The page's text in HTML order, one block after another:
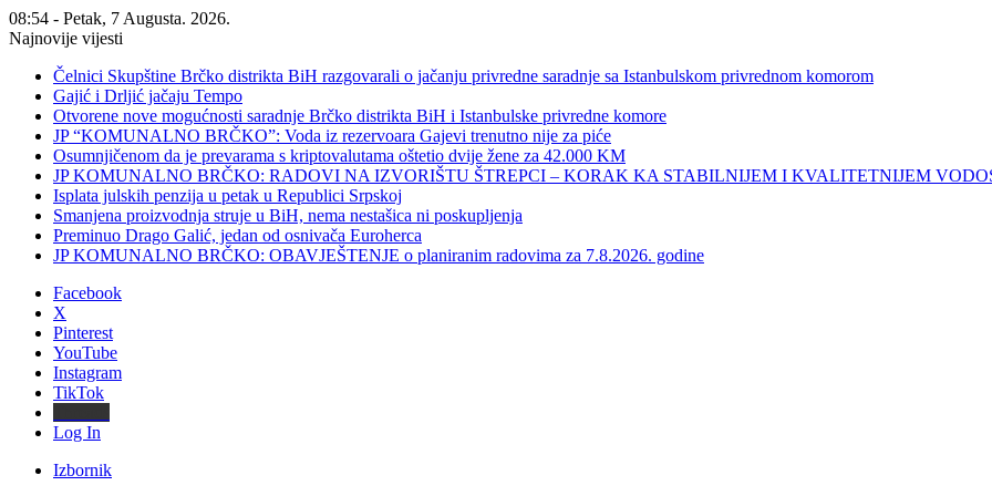
08:54 - Petak, 7 Augusta. 2026.
Najnovije vijesti
Čelnici Skupštine Brčko distrikta BiH razgovarali o jačanju privredne saradnje sa Istanbulskom privrednom komorom
Gajić i Drljić jačaju Tempo
Otvorene nove mogućnosti saradnje Brčko distrikta BiH i Istanbulske privredne komore
JP “KOMUNALNO BRČKO”: Voda iz rezervoara Gajevi trenutno nije za piće
Osumnjičenom da je prevarama s kriptovalutama oštetio dvije žene za 42.000 KM
JP KOMUNALNO BRČKO: RADOVI NA IZVORIŠTU ŠTREPCI – KORAK KA STABILNIJEM I KVALITETNIJEM
Isplata julskih penzija u petak u Republici Srpskoj
Smanjena proizvodnja struje u BiH, nema nestašica ni poskupljenja
Preminuo Drago Galić, jedan od osnivača Euroherca
JP KOMUNALNO BRČKO: OBAVJEŠTENJE o planiranim radovima za 7.8.2026. godine
Facebook
X
Pinterest
YouTube
Instagram
TikTok
Log In
Izbornik